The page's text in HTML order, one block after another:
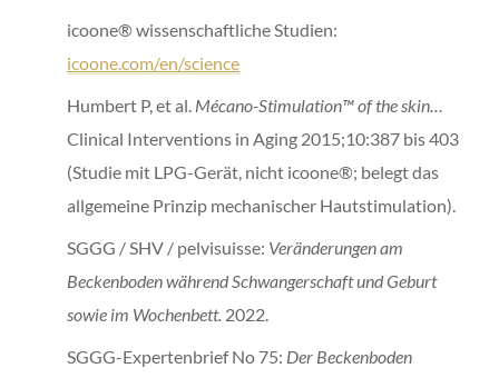
icoone® wissenschaftliche Studien:
icoone.com/en/science
Humbert P, et al. Mécano-Stimulation™ of the skin…
Clinical Interventions in Aging 2015;10:387 bis 403
(Studie mit LPG-Gerät, nicht icoone®; belegt das
allgemeine Prinzip mechanischer Hautstimulation).
SGGG / SHV / pelvisuisse: Veränderungen am
Beckenboden während Schwangerschaft und Geburt
sowie im Wochenbett. 2022.
SGGG-Expertenbrief No 75: Der Beckenboden